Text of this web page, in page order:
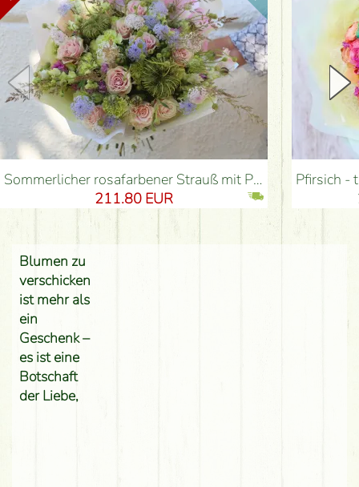
Sommerlicher rosafarbener Strauß mit Pastellfarben, kleinen Blüten, Rosen (54 Stiele) - Blumenlieferung Budapest
211.80 EUR
Pfirsich - türkis -
Blumen zu
verschicken
ist mehr als
ein
Geschenk –
es ist eine
Botschaft
der Liebe,